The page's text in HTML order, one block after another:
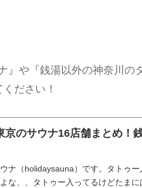
』や『銭湯以外の神奈川の
ださい！
京のサウナ16店舗まとめ！
ナ（holidaysauna）です。タトゥ
な、、タトゥー入ってるけどたま